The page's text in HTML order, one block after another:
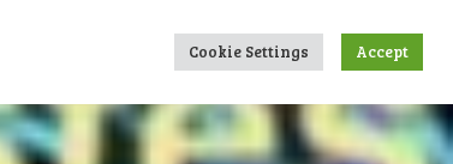
LIENS
Cookie Settings Accept